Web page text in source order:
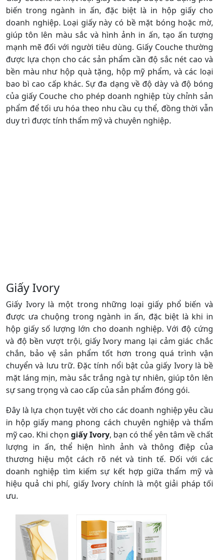
biến trong ngành in ấn, đặc biệt là in hộp giấy cho
doanh nghiệp. Loại giấy này có bề mặt bóng hoặc mờ,
giúp tôn lên màu sắc và hình ảnh in ấn, tạo ấn tượng
mạnh mẽ đối với người tiêu dùng. Giấy Couche thường
được lựa chọn cho các sản phẩm cần độ sắc nét cao và
bền màu như hộp quà tặng, hộp mỹ phẩm, và các loại
bao bì cao cấp khác. Sự đa dạng về độ dày và độ bóng
của giấy Couche cho phép doanh nghiệp tùy chỉnh sản
phẩm để tối ưu hóa theo nhu cầu cụ thể, đồng thời vẫn
duy trì được tính thẩm mỹ và chuyên nghiệp.
Giấy Ivory
Giấy Ivory là một trong những loại giấy phổ biến và
được ưa chuộng trong ngành in ấn, đặc biệt là khi in
hộp giấy số lượng lớn cho doanh nghiệp. Với độ cứng
và độ bền vượt trội, giấy Ivory mang lại cảm giác chắc
chắn, bảo vệ sản phẩm tốt hơn trong quá trình vận
chuyển và lưu trữ. Đặc tính nổi bật của giấy Ivory là bề
mặt láng mịn, màu sắc trắng ngà tự nhiên, giúp tôn lên
sự sang trọng và cao cấp của sản phẩm đóng gói.
Đây là lựa chọn tuyệt vời cho các doanh nghiệp yêu cầu
in hộp giấy mang phong cách chuyên nghiệp và thẩm
mỹ cao. Khi chọn giấy Ivory, bạn có thể yên tâm về chất
lượng in ấn, thể hiện hình ảnh và thông điệp của
thương hiệu một cách rõ nét và tinh tế. Đối với các
doanh nghiệp tìm kiếm sự kết hợp giữa thẩm mỹ và
hiệu quả chi phí, giấy Ivory chính là một giải pháp tối
ưu.